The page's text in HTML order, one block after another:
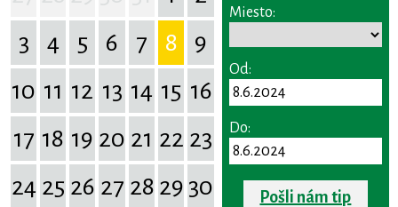
3
4 5 6 7 8
9
10 11 12 13 14 15 16
17 18 19 20 21 22 23
24 25 26 27 28 29 30
Miesto:
Od:
Do:
Pošli nám tip